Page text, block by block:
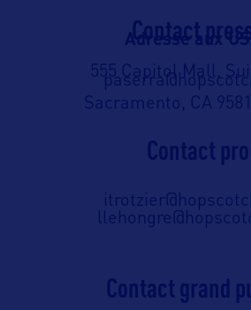
Adresse aux
555 Capitol Mall,
Sacramento, CA
Contact
Contact pro
Contact grand